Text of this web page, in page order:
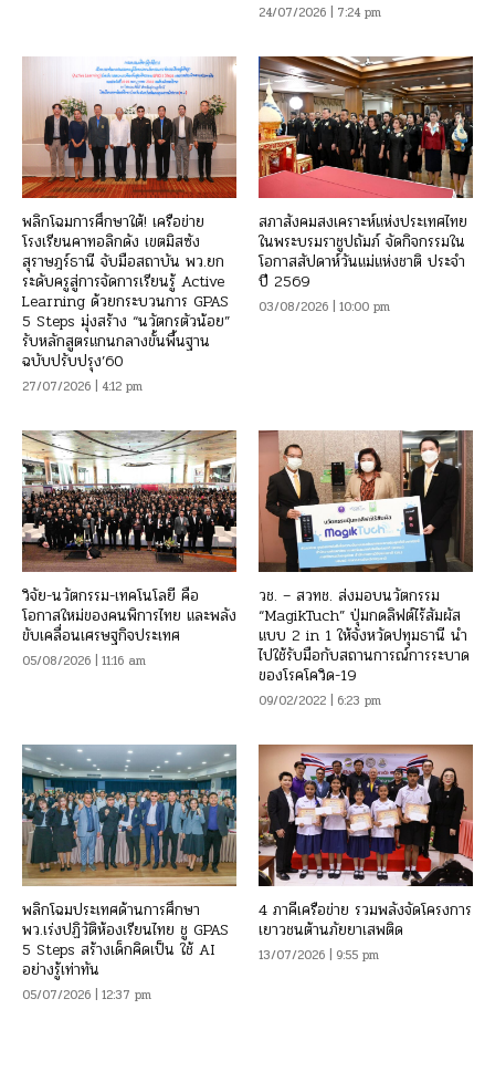
24/07/2026 | 7:24 pm
พลิกโฉมการศึกษาใต้! เครือข่าย
โรงเรียนคาทอลิกดัง เขตมิสซัง
สุราษฎร์ธานี จับมือสถาบัน พว.ยก
ระดับครูสู่การจัดการเรียนรู้ Active
Learning ด้วยกระบวนการ GPAS
5 Steps มุ่งสร้าง “นวัตกรตัวน้อย”
รับหลักสูตรแกนกลางขั้นพื้นฐาน
ฉบับปรับปรุง’60
27/07/2026 | 4:12 pm
สภาสังคมสงเคราะห์แห่งประเทศไทย
ในพระบรมราชูปถัมภ์ จัดกิจกรรมใน
โอกาสสัปดาห์วันแม่แห่งชาติ ประจำ
ปี 2569
03/08/2026 | 10:00 pm
วิจัย-นวัตกรรม-เทคโนโลยี คือ
โอกาสใหม่ของคนพิการไทย และพลัง
ขับเคลื่อนเศรษฐกิจประเทศ
05/08/2026 | 11:16 am
วช. – สวทช. ส่งมอบนวัตกรรม
“MagikTuch” ปุ่มกดลิฟต์ไร้สัมผัส
แบบ 2 in 1 ให้จังหวัดปทุมธานี นำ
ไปใช้รับมือกับสถานการณ์การระบาด
ของโรคโควิด-19
09/02/2022 | 6:23 pm
พลิกโฉมประเทศด้านการศึกษา
พว.เร่งปฏิวัติห้องเรียนไทย ชู GPAS
5 Steps สร้างเด็กคิดเป็น ใช้ AI
อย่างรู้เท่าทัน
05/07/2026 | 12:37 pm
4 ภาคีเครือข่าย รวมพลังจัดโครงการ
เยาวชนต้านภัยยาเสพติด
13/07/2026 | 9:55 pm